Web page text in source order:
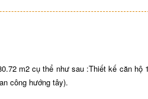
m2 cụ thể như sau :Thiết kế căn hộ
công hướng tây).